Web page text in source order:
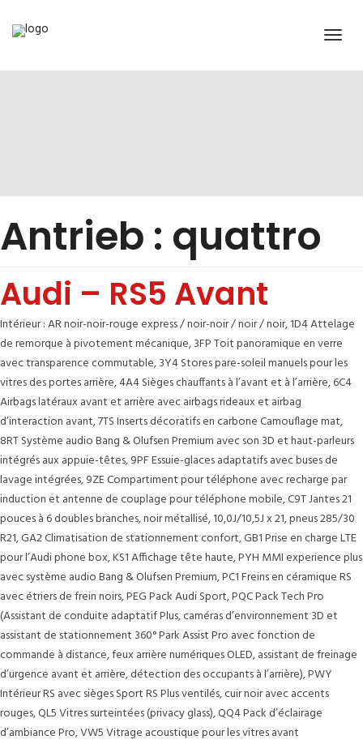
Antrieb : quattro
Audi – RS5 Avant
Intérieur : AR noir-noir-rouge express / noir-noir / noir / noir, 1D4 Attelage
de remorque à pivotement mécanique, 3FP Toit panoramique en verre
avec transparence commutable, 3Y4 Stores pare-soleil manuels pour les
vitres des portes arrière, 4A4 Sièges chauffants à l’avant et à l’arrière, 6C4
Airbags latéraux avant et arrière avec airbags rideaux et airbag
d’interaction avant, 7TS Inserts décoratifs en carbone Camouflage mat,
8RT Système audio Bang & Olufsen Premium avec son 3D et haut-parleurs
intégrés aux appuie-têtes, 9PF Essuie-glaces adaptatifs avec buses de
lavage intégrées, 9ZE Compartiment pour téléphone avec recharge par
induction et antenne de couplage pour téléphone mobile, C9T Jantes 21
pouces à 6 doubles branches, noir métallisé, 10,0J/10,5J x 21, pneus 285/30
R21, GA2 Climatisation de stationnement confort, GB1 Prise en charge LTE
pour l’Audi phone box, KS1 Affichage tête haute, PYH MMI experience plus
avec système audio Bang & Olufsen Premium, PC1 Freins en céramique RS
avec étriers de frein noirs, PEG Pack Audi Sport, PQC Pack Tech Pro
(Assistant de conduite adaptatif Plus, caméras d’environnement 3D et
assistant de stationnement 360° Park Assist Pro avec fonction de
commande à distance, feux arrière numériques OLED, assistant de freinage
d’urgence avant et arrière, détection des occupants à l’arrière), PWY
Intérieur RS avec sièges Sport RS Plus ventilés, cuir noir avec accents
rouges, QL5 Vitres surteintées (privacy glass), QQ4 Pack d’éclairage
d’ambiance Pro, VW5 Vitrage acoustique pour les vitres avant